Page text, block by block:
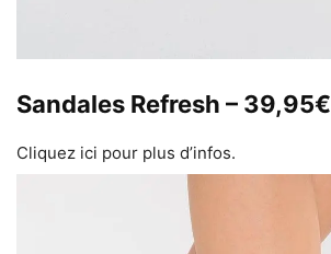
Sandales Refresh – 39,95€
Cliquez ici pour plus d’infos.